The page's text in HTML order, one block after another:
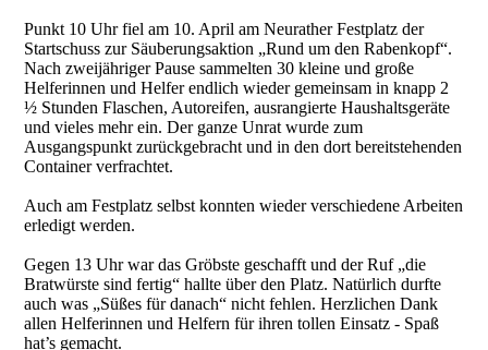
Punkt 10 Uhr fiel am 10. April am Neurather Festplatz der
Startschuss zur Säuberungsaktion „Rund um den Rabenkopf“.
Nach zweijähriger Pause sammelten 30 kleine und große
Helferinnen und Helfer endlich wieder gemeinsam in knapp 2
½ Stunden Flaschen, Autoreifen, ausrangierte Haushaltsgeräte
und vieles mehr ein. Der ganze Unrat wurde zum
Ausgangspunkt zurückgebracht und in den dort bereitstehenden
Container verfrachtet.
Auch am Festplatz selbst konnten wieder verschiedene Arbeiten
erledigt werden.
Gegen 13 Uhr war das Gröbste geschafft und der Ruf „die
Bratwürste sind fertig“ hallte über den Platz. Natürlich durfte
auch was „Süßes für danach“ nicht fehlen. Herzlichen Dank
allen Helferinnen und Helfern für ihren tollen Einsatz - Spaß
hat’s gemacht.